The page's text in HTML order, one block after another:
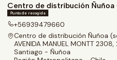
Centro de distribución
Punto de recogida
+56939479660
Centro de distribución Ñuñoa
AVENIDA MANUEL MONTT
Santiago - Ñuñoa